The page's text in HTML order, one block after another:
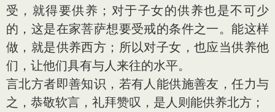
受，就得要供养；对于子女的供养也是不可少
的，这是在家菩萨想要受戒的条件之一。能这样
做，就是供养西方；所以对子女，也应当供养他
们，让他们具有与人来往的水平。
言北方者即善知识，若有人能供施善友，任力与
之，恭敬软言，礼拜赞叹，是人则能供养北方；